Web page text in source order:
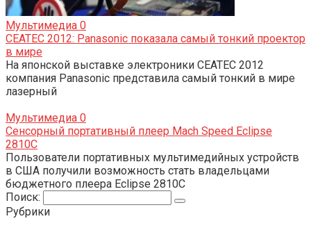
Мультимедиа 0
CEATEC 2012: Panasonic показала самый тонкий проектор
в мире
На японской выставке электроники CEATEC 2012
компания Panasonic представила самый тонкий в мире
лазерный
Мультимедиа 0
Сенсорный портативный плеер Mach Speed Eclipse
2810C
Пользователи портативных мультимедийных устройств
в США получили возможность стать владельцами
бюджетного плеера Eclipse 2810C
Поиск:
Рубрики